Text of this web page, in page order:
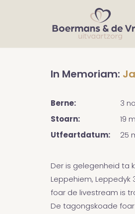
In Memoriam:
Berne: 3
Stoarn: 19
Utfeartdatum: 25
Der is gelegenheid ta
Leppehiem, Leppedyk
foar de livestream is
De tagongskoade